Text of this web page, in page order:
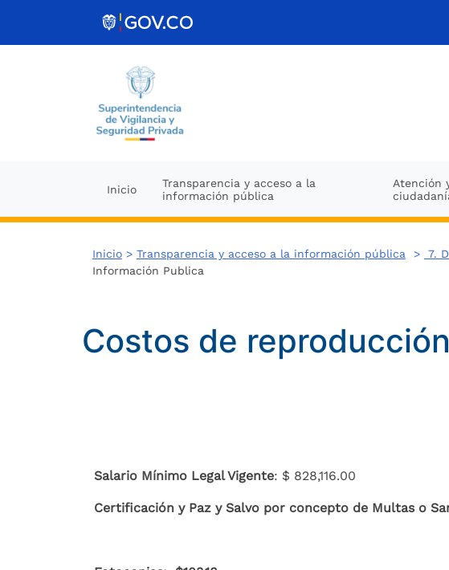
Inicio
Transparencia y acceso a la
información pública
Atención
Inicio> Transparencia y acceso a la información pública > 7.
Información Publica
Costos de
Salario Mínimo Legal Vigente: $ 828,116.00
Certificación y Paz y Salvo por concepto de Multas o